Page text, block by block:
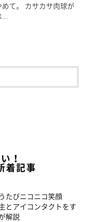
めて。 カサカサ肉球が
...
！
着記事
たびニコニコ笑顔
アイコンタクトをす
解説